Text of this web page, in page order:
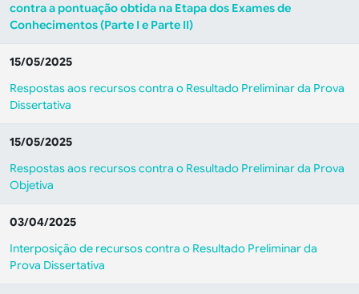
contra a pontuação obtida na Etapa dos Exames de
Conhecimentos (Parte I e Parte II)
15/05/2025
Respostas aos recursos contra o Resultado Preliminar da Prova
Dissertativa
15/05/2025
Respostas aos recursos contra o Resultado Preliminar da Prova
Objetiva
03/04/2025
Interposição de recursos contra o Resultado Preliminar da
Prova Dissertativa